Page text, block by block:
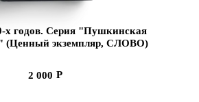
х годов. Серия "Пушкинская
(Ценный экземпляр, СЛОВО)
2 000